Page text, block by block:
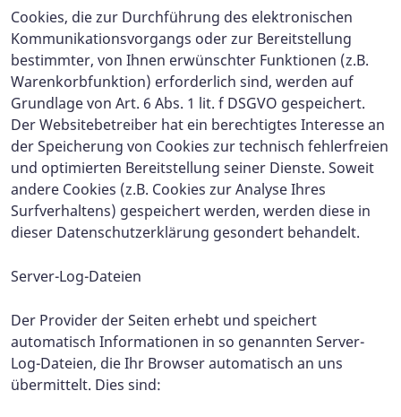
Cookies, die zur Durchführung des elektronischen
Kommunikationsvorgangs oder zur Bereitstellung
bestimmter, von Ihnen erwünschter Funktionen (z.B.
Warenkorbfunktion) erforderlich sind, werden auf
Grundlage von Art. 6 Abs. 1 lit. f DSGVO gespeichert.
Der Websitebetreiber hat ein berechtigtes Interesse an
der Speicherung von Cookies zur technisch fehlerfreien
und optimierten Bereitstellung seiner Dienste. Soweit
andere Cookies (z.B. Cookies zur Analyse Ihres
Surfverhaltens) gespeichert werden, werden diese in
dieser Datenschutzerklärung gesondert behandelt.
Server-Log-Dateien
Der Provider der Seiten erhebt und speichert
automatisch Informationen in so genannten Server-
Log-Dateien, die Ihr Browser automatisch an uns
übermittelt. Dies sind: